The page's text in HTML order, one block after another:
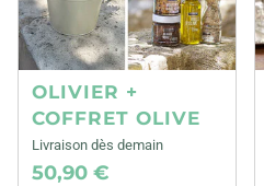
OLIVIER +
COFFRET OLIVE
Livraison dès demain
50,90 €